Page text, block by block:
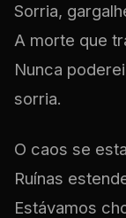
Sorria,
A morte que
Nunca
sorria.
O caos se
Ruínas
Estávamos